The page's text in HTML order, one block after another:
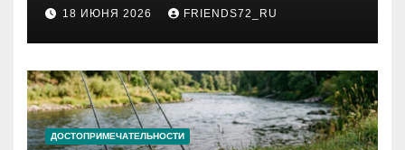
и список необходимых
документов
18 ИЮНЯ 2026 FRIENDS72_RU
ДОСТОПРИМЕЧАТЕЛЬНОСТИ